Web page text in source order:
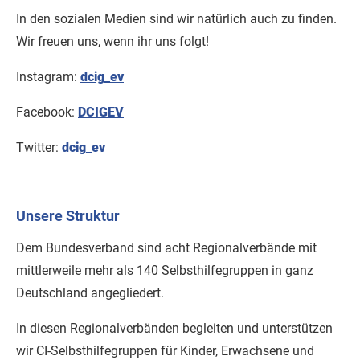
In den sozialen Medien sind wir natürlich auch zu finden.
Wir freuen uns, wenn ihr uns folgt!
Instagram: dcig_ev
Facebook: DCIGEV
Twitter: dcig_ev
Unsere Struktur
Dem Bundesverband sind acht Regionalverbände mit
mittlerweile mehr als 140 Selbsthilfegruppen in ganz
Deutschland angegliedert.
In diesen Regionalverbänden begleiten und unterstützen
wir CI-Selbsthilfegruppen für Kinder, Erwachsene und